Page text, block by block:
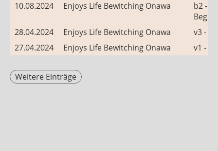
10.08.2024
Enjoys Life Bewitching Onawa
b2 -
28.04.2024
Enjoys Life Bewitching Onawa
v3 -
27.04.2024
Enjoys Life Bewitching Onawa v1 -
Weitere Einträge